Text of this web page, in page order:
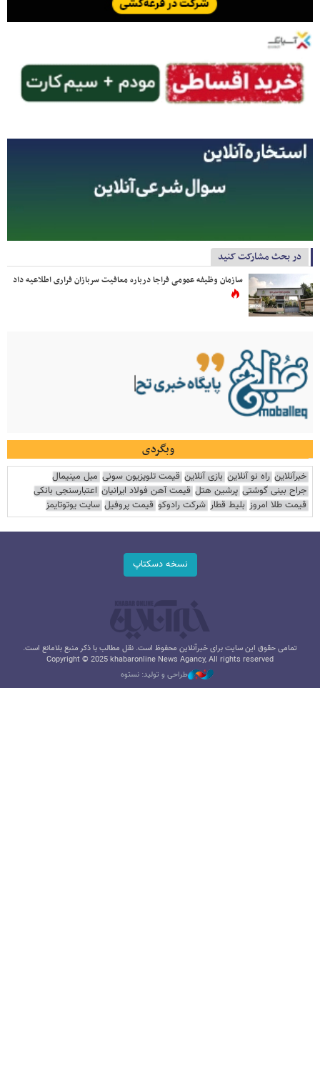
در بحث مشارکت کنید
سازمان وظیفه عمومی فراجا درباره معافیت سربازان فراری اطلاعیه داد
وبگردی
خبرآنلاین راه نو آنلاین بازی آنلاین قیمت تلویزیون سونی مبل مینیمال
جراح بینی گوشتی پرشین هتل قیمت آهن فولاد ایرانیان اعتبارسنجی بانکی
قیمت طلا امروز بلیط قطار شرکت رادوکو قیمت پروفیل سایت یوتوتایمز
نسخه دسکتاپ
تمامی حقوق این سایت برای خبرآنلاین محفوظ است. نقل مطالب با ذکر منبع بلامانع است.
Copyright © 2025 khabaronline News Agancy, All rights reserved
طراحی و تولید: نستوه